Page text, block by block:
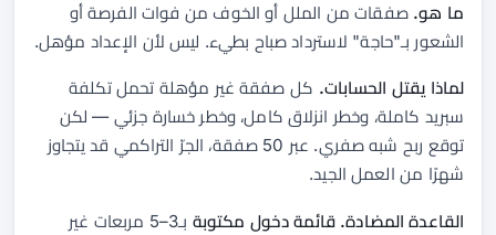
ما هو. صفقات من الملل أو الخوف من فوات الفرصة أو
الشعور بـ"حاجة" لاسترداد صباح بطيء. ليس لأن الإعداد مؤهل.
لماذا يقتل الحسابات. كل صفقة غير مؤهلة تحمل تكلفة
سبريد كاملة، وخطر انزلاق كامل، وخطر خسارة جزئي — لكن
توقع ربح شبه صفري. عبر 50 صفقة، الجرّ التراكمي قد يتجاوز
شهرًا من العمل الجيد.
القاعدة المضادة. قائمة دخول مكتوبة
بـ3–5 مربعات غير